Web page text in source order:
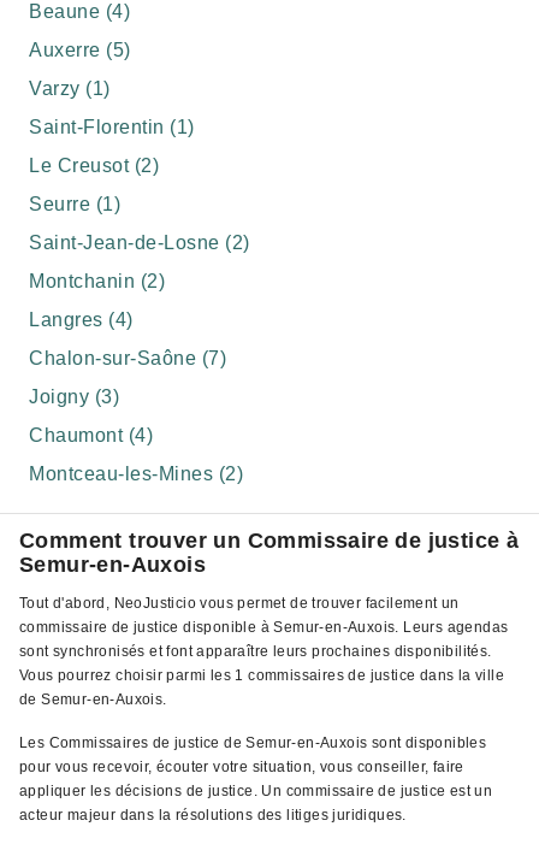
Beaune (4)
Auxerre (5)
Varzy (1)
Saint-Florentin (1)
Le Creusot (2)
Seurre (1)
Saint-Jean-de-Losne (2)
Montchanin (2)
Langres (4)
Chalon-sur-Saône (7)
Joigny (3)
Chaumont (4)
Montceau-les-Mines (2)
Comment trouver un Commissaire de justice à
Semur-en-Auxois
Tout d'abord, NeoJusticio vous permet de trouver facilement un
commissaire de justice disponible à Semur-en-Auxois. Leurs agendas
sont synchronisés et font apparaître leurs prochaines disponibilités.
Vous pourrez choisir parmi les 1 commissaires de justice dans la ville
de Semur-en-Auxois.
Les Commissaires de justice de Semur-en-Auxois sont disponibles
pour vous recevoir, écouter votre situation, vous conseiller, faire
appliquer les décisions de justice. Un commissaire de justice est un
acteur majeur dans la résolutions des litiges juridiques.